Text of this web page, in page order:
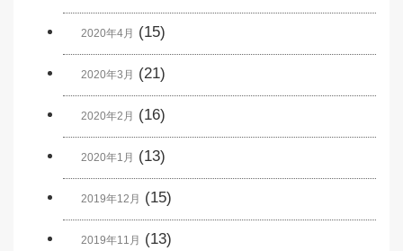
2020年4月 (15)
2020年3月 (21)
2020年2月 (16)
2020年1月 (13)
2019年12月 (15)
2019年11月 (13)